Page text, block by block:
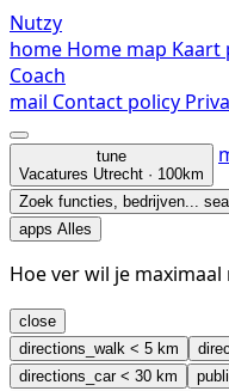
Nutzy
home Home map Kaart
Coach
mail Contact policy
tune
Vacatures Utrecht · 100km
Zoek functies, bedrijven...
apps Alles
Hoe ver wil je maximaal
close
directions_walk < 5 km
directions_car< 30 km